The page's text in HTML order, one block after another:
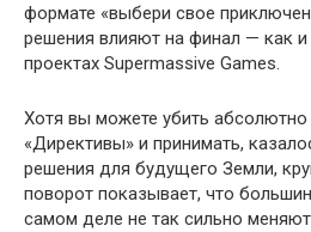
формате «выбери свое
решения влияют на финал — как
проектах Supermassive Games.
Хотя вы можете убить абсолютно
«Директивы» и принимать,
решения для будущего Земли,
поворот показывает, что
самом деле не так сильно